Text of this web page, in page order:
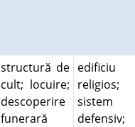
structură de
cult; locuire;
descoperire
funerară
edificiu
religios;
sistem
defensiv;